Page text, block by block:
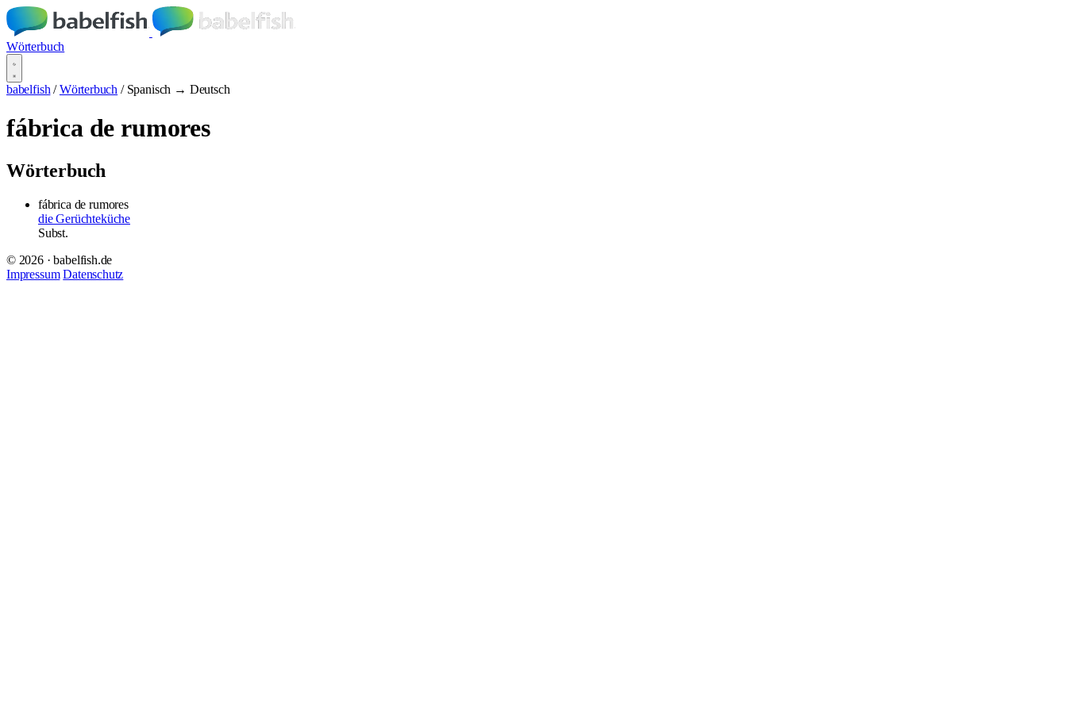
Wörterbuch
babelfish / Wörterbuch / Spanisch → Deutsch
fábrica de rumores
Wörterbuch
fábrica de rumores
die Gerüchteküche
Subst.
© 2026 · babelfish.de
Impressum Datenschutz